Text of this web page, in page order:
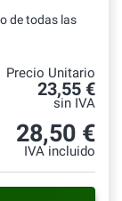
de todas las
Precio Unitario
23,55 €
sin IVA
28,50 €
IVA incluido